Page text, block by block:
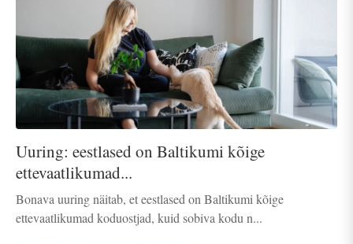
Uuring: eestlased on Baltikumi kõige
ettevaatlikumad...
Bonava uuring näitab, et eestlased on Baltikumi kõige
ettevaatlikumad koduostjad, kuid sobiva kodu n...